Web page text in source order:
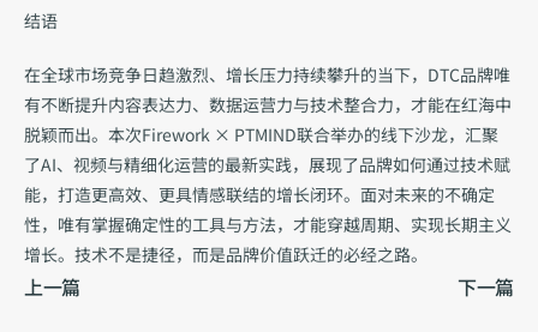
结语
在全球市场竞争日趋激烈、增长压力持续攀升的当下，DTC品牌唯
有不断提升内容表达力、数据运营力与技术整合力，才能在红海中
脱颖而出。本次Firework × PTMIND联合举办的线下沙龙，汇聚
了AI、视频与精细化运营的最新实践，展现了品牌如何通过技术赋
能，打造更高效、更具情感联结的增长闭环。面对未来的不确定
性，唯有掌握确定性的工具与方法，才能穿越周期、实现长期主义
增长。技术不是捷径，而是品牌价值跃迁的必经之路。
上一篇 下一篇